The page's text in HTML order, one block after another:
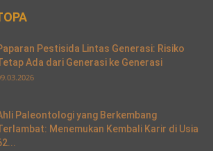
Pestisida Lintas Generasi: Risiko
Ada dari Generasi ke Generasi
Paleontologi yang Berkembang
Menemukan Kembali Karir di Usia